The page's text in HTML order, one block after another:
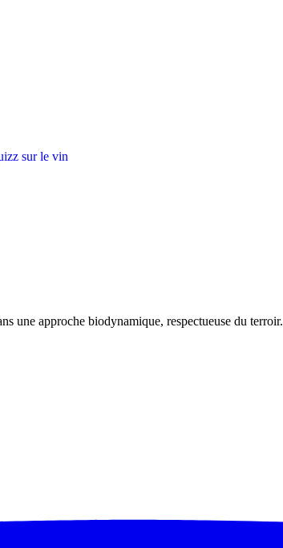
sur le vin
une approche biodynamique, respectueuse du terroir.